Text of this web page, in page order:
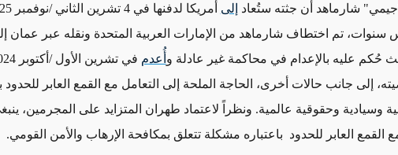
شارماهد أن جثته ستُعاد إلى
تم اختطاف شارماهد من الإمارات العربية المتحدة ونقله عبر عمان
حُكم عليه بالإعدام في محاكمة غير عادلة و أُعدم
إلى جانب حالات أخرى، الحاجة الملحة إلى التعامل مع القمع العابر
وسيادية وحقوقية عالمية. ونظراً لاعتماد طهران المتزايد على المجرمين،
القمع العابر للحدود باعتباره مشكلة تتعلق بمكافحة الإرهاب والأمن القومي.